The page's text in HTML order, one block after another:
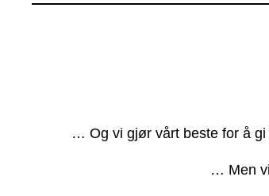
… Og vi gjør vårt beste for å gi
… Men